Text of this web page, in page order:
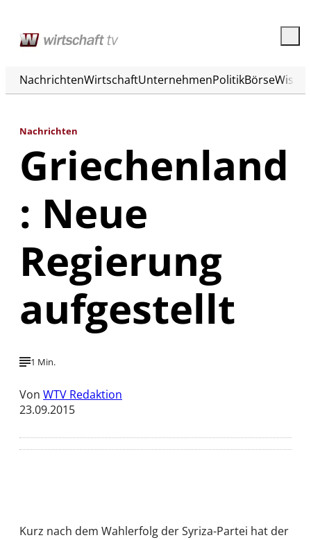
NachrichtenWirtschaftUnternehmenPolitikBörse
Nachrichten
Griechenland
: Neue
Regierung
aufgestellt
1 Min.
Von WTV Redaktion
23.09.2015
Kurz nach dem Wahlerfolg der Syriza-Partei hat der